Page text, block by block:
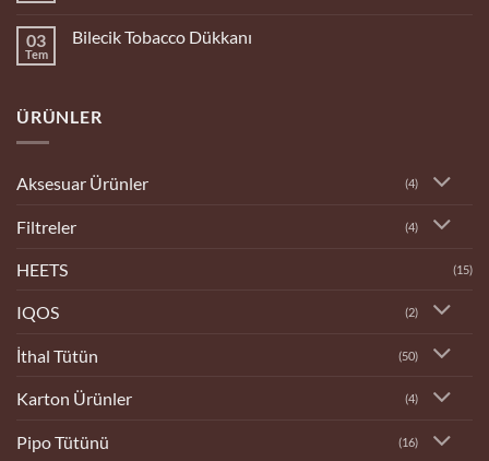
Tobacco
03
Tem
Bilecik Tobacco Dükkanı
Dükkanı
ÜRÜNLER
Aksesuar Ürünler (4)
Filtreler (4)
HEETS (15)
IQOS (2)
İthal Tütün (50)
Karton Ürünler (4)
Pipo Tütünü (16)